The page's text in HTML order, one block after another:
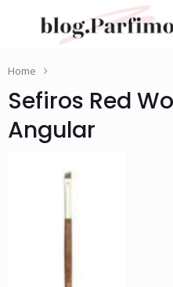
Home
Sefiros Red
Angular